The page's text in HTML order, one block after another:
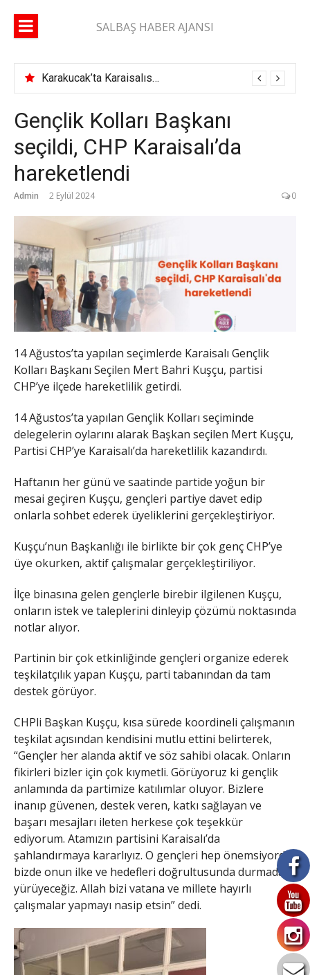
SALBAŞ HABER AJANSI
Karakucak’ta Karaisalıspor fırtınası
Gençlik Kolları Başkanı
seçildi, CHP Karaisalı’da
hareketlendi
Admin 2 Eylül 2024 0
14 Ağustos’ta yapılan seçimlerde Karaisalı Gençlik
Kolları Başkanı Seçilen Mert Bahri Kuşçu, partisi
CHP’ye ilçede hareketlilik getirdi.
14 Ağustos’ta yapılan Gençlik Kolları seçiminde
delegelerin oylarını alarak Başkan seçilen Mert Kuşçu,
Partisi CHP’ye Karaisalı’da hareketlilik kazandırdı.
Haftanın her günü ve saatinde partide yoğun bir
mesai geçiren Kuşçu, gençleri partiye davet edip
onlarla sohbet ederek üyeliklerini gerçekleştiriyor.
Kuşçu’nun Başkanlığı ile birlikte bir çok genç CHP’ye
üye okurken, aktif çalışmalar gerçekleştiriliyor.
İlçe binasına gelen gençlerle birebir ilgilenen Kuşçu,
onların istek ve taleplerini dinleyip çözümü noktasında
notlar alıyor.
Partinin bir çok etkinliğinde gençleri organize ederek
teşkilatçılık yapan Kuşçu, parti tabanından da tam
destek görüyor.
CHPli Başkan Kuşçu, kısa sürede koordineli çalışmanın
teşkilat açısından kendisini mutlu ettini belirterek,
“Gençler her alanda aktif ve söz sahibi olacak. Onların
fikirleri bizler için çok kıymetli. Görüyoruz ki gençlik
anlamında da partimize katılımlar oluyor. Bizlere
inanıp güvenen, destek veren, katkı sağlayan ve
başarı mesajları ileten herkese çok teşekkür
ediyorum. Atamızın partisini Karaisalı’da
şahlandırmaya kararlıyız. O gençleri hep önemsiyordu,
bizde onun ilke ve hedefleri doğrultusunda durmadan
yürüyeceğiz. Allah bizi vatana ve millete hayırlı
çalışmalar yapmayı nasip etsin” dedi.